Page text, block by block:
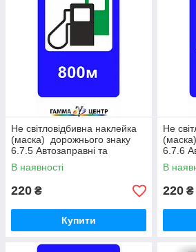
Не світловідбивна наклейка
(маска) дорожнього знаку
6.7.5 Автозаправні та
електрозаправні станції
В наявності
220 ₴
Купити
Не
6.7.6
В
220 ₴